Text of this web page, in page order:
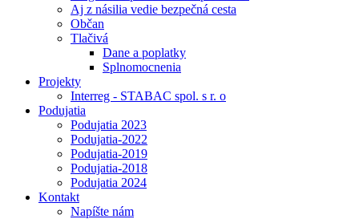
Aj z násilia vedie bezpečná cesta
Občan
Tlačivá
Dane a poplatky
Splnomocnenia
Projekty
Interreg - STABAC spol. s r. o
Podujatia
Podujatia 2023
Podujatia-2022
Podujatia-2019
Podujatia-2018
Podujatia 2024
Kontakt
Napíšte nám